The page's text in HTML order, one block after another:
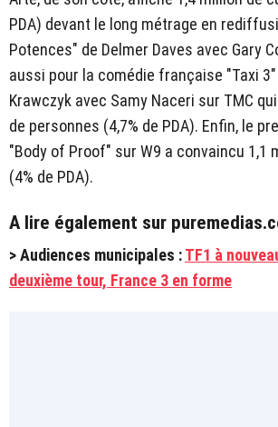
PDA) devant le long métrage en
Potences" de Delmer Daves avec Gary
aussi pour la comédie française "Taxi 3"
Krawczyk avec Samy Naceri sur TMC
de personnes (4,7% de PDA). Enfin, le
"Body of Proof" sur W9 a convaincu 1,1
(4% de PDA).
A lire également sur
> Audiences municipales :TF1 à
deuxième tour, France 3 en forme